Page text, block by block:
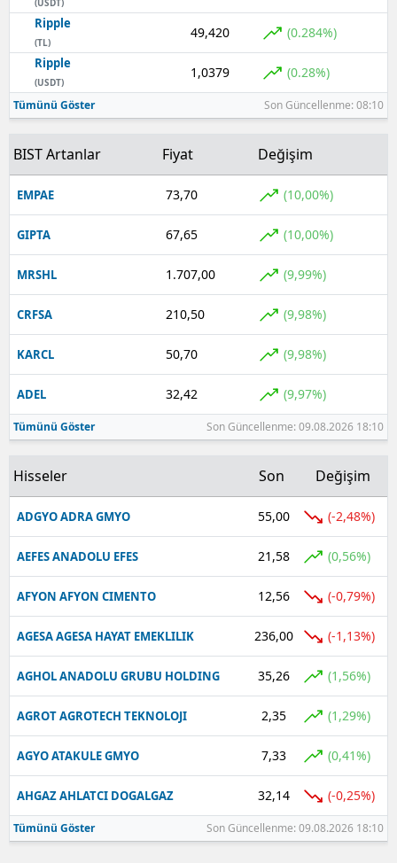
Ripple
(TL)
49,420 (0.284%)
Ripple
(USDT)
1,0379 (0.28%)
Tümünü Göster Son Güncellenme: 08:10
BIST Artanlar Fiyat Değişim
EMPAE 73,70 (10,00%)
GIPTA 67,65 (10,00%)
MRSHL 1.707,00 (9,99%)
CRFSA 210,50 (9,98%)
KARCL 50,70 (9,98%)
ADEL 32,42 (9,97%)
Tümünü Göster Son Güncellenme: 09.08.2026 18:10
Hisseler Son Değişim
ADGYO ADRA GMYO 55,00 (-2,48%)
AEFES ANADOLU EFES 21,58 (0,56%)
AFYON AFYON CIMENTO 12,56 (-0,79%)
AGESA AGESA HAYAT EMEKLILIK 236,00 (-1,13%)
AGHOL ANADOLU GRUBU HOLDING 35,26 (1,56%)
AGROT AGROTECH TEKNOLOJI 2,35 (1,29%)
AGYO ATAKULE GMYO 7,33 (0,41%)
AHGAZ AHLATCI DOGALGAZ 32,14 (-0,25%)
Tümünü Göster Son Güncellenme: 09.08.2026 18:10